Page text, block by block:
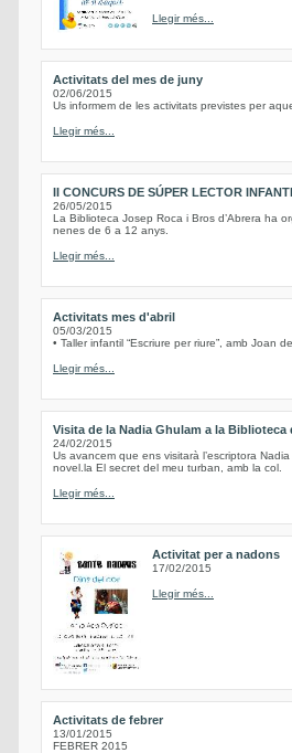
Llegir més...
Activitats del mes de juny
02/06/2015
Us informem de les activitats previstes per
Llegir més...
II CONCURS DE SÚPER LECTOR
26/05/2015
La Biblioteca Josep Roca i Bros d’Abrera ha
nenes de 6 a 12 anys.
Llegir més...
Activitats mes d'abril
05/03/2015
• Taller infantil “Escriure per riure”, amb Joan
Llegir més...
Visita de la Nadia Ghulam a la Biblioteca
24/02/2015
Us avancem que ens visitarà l’escriptora
novel.la El secret del meu turban, amb la col.
Llegir més...
Activitat per a nadons
17/02/2015
Llegir més...
Activitats de febrer
13/01/2015
FEBRER 2015